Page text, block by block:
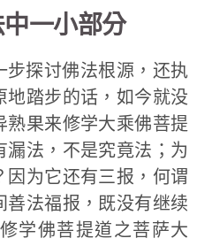
一小部分
步探讨佛法根源，还执
地踏步的话，如今就没
熟果来修学大乘佛菩提
漏法，不是究竟法；为
因为它还有三报，何谓
善法福报，既没有继续
学佛菩提道之菩萨大